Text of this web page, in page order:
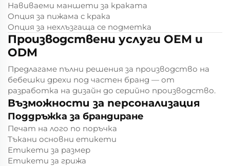
Навиваеми маншети за краката
Опция за пижама с крака
Опция за нехлъзгаща се подметка
Производствени услуги OEM и
ODM
Предлагаме пълни решения за производство на
бебешки дрехи под частен бранд — от
разработка на дизайн до серийно производство.
Възможности за персонализация
Поддръжка за брандиране
Печат на лого по поръчка
Тъкани основни етикети
Етикети за размер
Етикети за грижа